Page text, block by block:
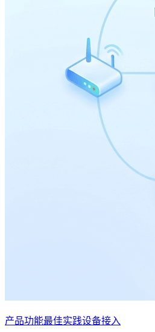
产品功能最佳实践设备接入